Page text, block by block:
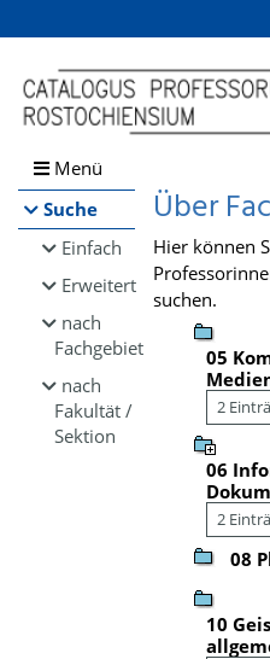
Browsen
direkt zum Inhalt
Menü
Suche
Einfach
Erweitert
nach
Fachgebiet
nach
Fakultät /
Sektion
Über
Hier können
suchen.
05
2
06
2
08
10